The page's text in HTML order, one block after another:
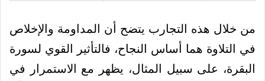
من خلال هذه التجارب يتضح أن المداومة والإخلاص
في التلاوة هما أساس النجاح، فالتأثير القوي لسورة
البقرة، على سبيل المثال، يظهر مع الاستمرار في